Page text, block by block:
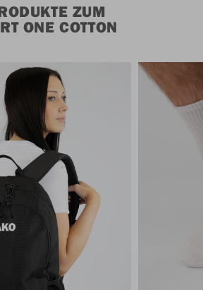
ZUM
ONE COTTON